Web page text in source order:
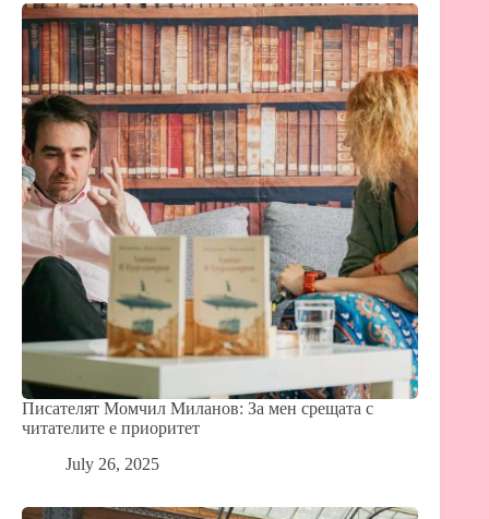
Писателят Момчил Миланов: За мен срещата с
читателите е приоритет
July 26, 2025